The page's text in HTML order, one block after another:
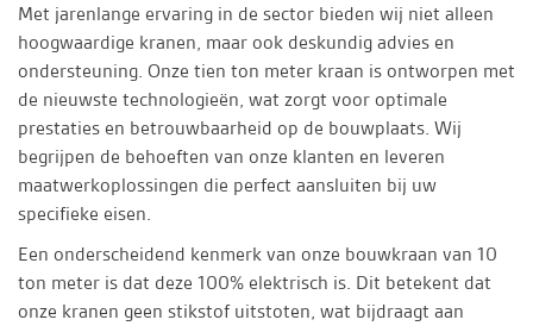
Met jarenlange ervaring in de sector bieden wij niet alleen
hoogwaardige kranen, maar ook deskundig advies en
ondersteuning. Onze tien ton meter kraan is ontworpen met
de nieuwste technologieën, wat zorgt voor optimale
prestaties en betrouwbaarheid op de bouwplaats. Wij
begrijpen de behoeften van onze klanten en leveren
maatwerkoplossingen die perfect aansluiten bij uw
specifieke eisen.
Een onderscheidend kenmerk van onze bouwkraan van 10
ton meter is dat deze 100% elektrisch is. Dit betekent dat
onze kranen geen stikstof uitstoten, wat bijdraagt aan